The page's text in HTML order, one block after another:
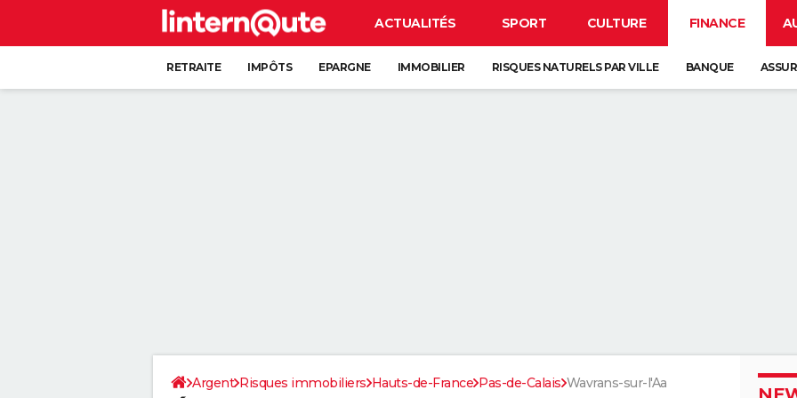
ACTUALITÉS SPORT CULTURE FINANCE
RETRAITE IMPÔTS EPARGNE IMMOBILIER RISQUES NATURELS PAR VILLE BANQUE
Argent Risques immobiliers Hauts-de-France Pas-de-Calais Wavrans-sur-l'Aa